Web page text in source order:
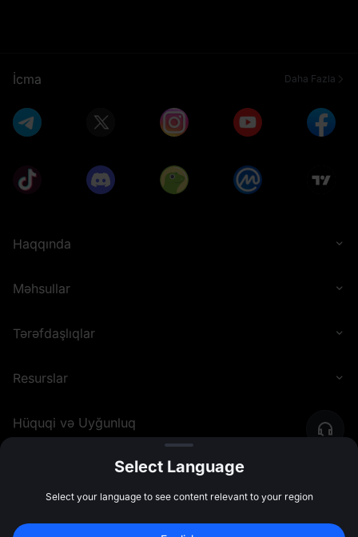
İcma Daha Fazla
Haqqında
Məhsullar
Tərəfdaşlıqlar
Resurslar
Hüquqi və Uyğunluq
©2026 MEXC.COM
10,000 USDT Bonus Qazanmaq Üçün
Select Language
Select your language to see content relevant to your region